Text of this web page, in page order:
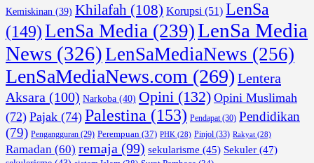
Kemiskinan (39) Khilafah (108) Korupsi (51) LenSa
(149)LenSa Media (239)LenSa Media
News (326)LenSaMediaNews (256)
LenSaMediaNews.com (269) Lentera
Aksara (100) Narkoba (40) Opini (132) Opini Muslimah
(72) Pajak (74) Palestina (153) Pendapat(30) Pendidikan
(79) Pengangguran (29) Perempuan (37) PHK (28) Pinjol (33) Rakyat (28)
Ramadan (60) remaja (99) sekularisme (45) Sekuler (47)